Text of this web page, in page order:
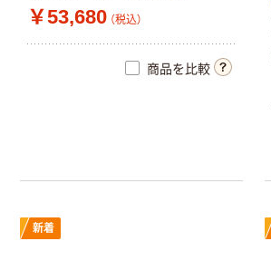
￥53,680 （税込）
商品を比較
新着
ット) SK-L754
（税込）
CHINO 監視機
155F/EX
￥11,691~